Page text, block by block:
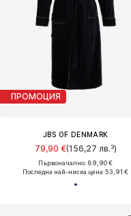
ПРОМОЦИЯ
JBS OF DENMARK
79,90 €(156,27 лв.³)
Първоначално: 89,90 €
Последна най-ниска цена:53,91 €